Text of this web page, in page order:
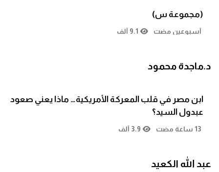
(مجموعة س)
أسبوعين مضت 9.1 ألف
د.ماجدة محمود
ابن مصر في قلب المعركة الأمريكية… ماذا يعني صعود
عبدول السيد؟
13 ساعة مضت 3.9 ألف
عبد الله الكعيد